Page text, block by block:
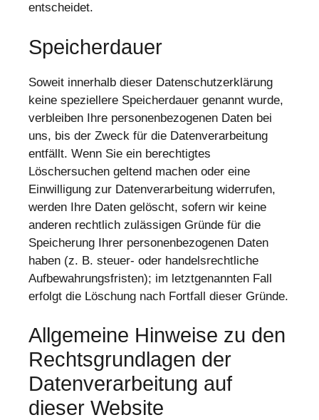
entscheidet.
Speicherdauer
Soweit innerhalb dieser Datenschutzerklärung
keine speziellere Speicherdauer genannt wurde,
verbleiben Ihre personenbezogenen Daten bei
uns, bis der Zweck für die Datenverarbeitung
entfällt. Wenn Sie ein berechtigtes
Löschersuchen geltend machen oder eine
Einwilligung zur Datenverarbeitung widerrufen,
werden Ihre Daten gelöscht, sofern wir keine
anderen rechtlich zulässigen Gründe für die
Speicherung Ihrer personenbezogenen Daten
haben (z. B. steuer- oder handelsrechtliche
Aufbewahrungsfristen); im letztgenannten Fall
erfolgt die Löschung nach Fortfall dieser Gründe.
Allgemeine Hinweise zu den
Rechtsgrundlagen der
Datenverarbeitung auf
dieser Website